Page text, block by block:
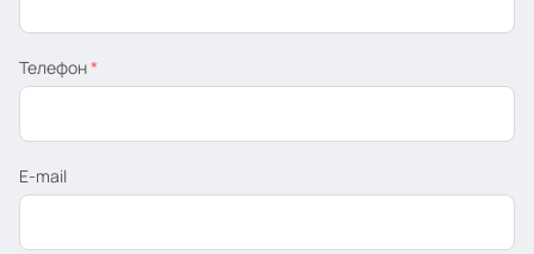
Телефон*
E-mail